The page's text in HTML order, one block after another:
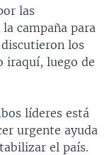
las
campaña para
los
iraquí, luego de
líderes está
urgente ayuda
el país.